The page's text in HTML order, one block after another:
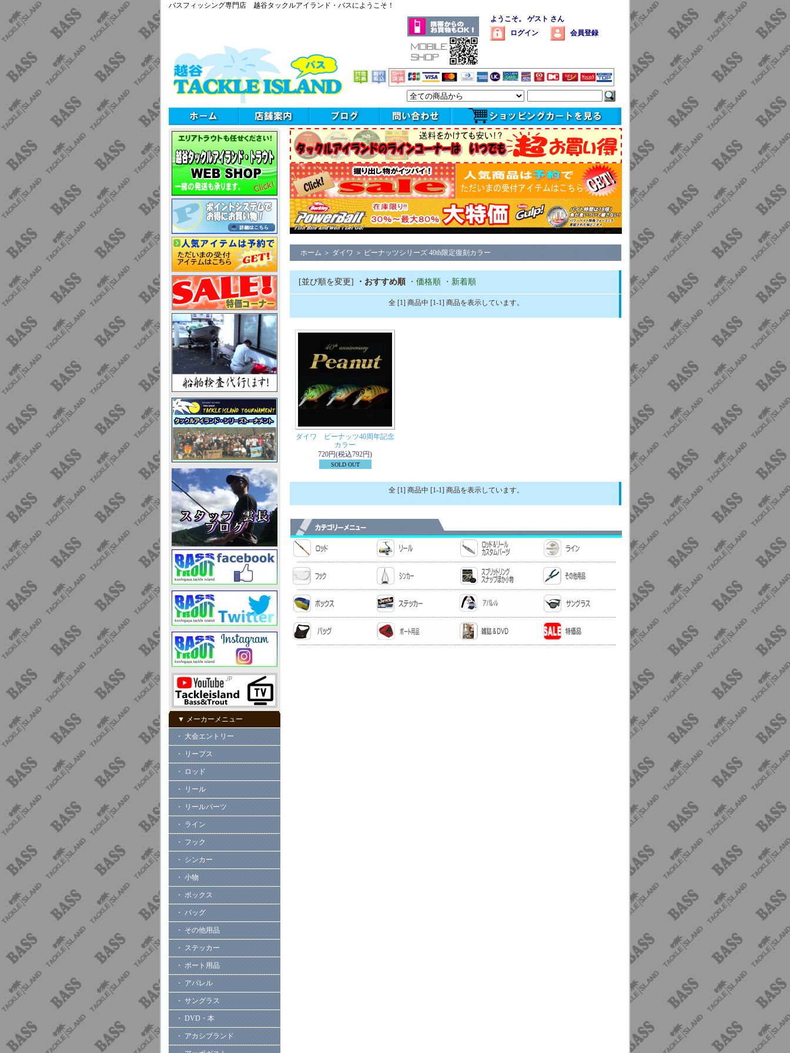
バスフィッシング専門店 越谷タックルアイランド・バスにようこそ！
ようこそ。 ゲスト さん
ログイン
会員登録
▼ メーカーメニュー
・ 大会エントリー
・ リープス
・ ロッド
・ リール
・ リールパーツ
・ ライン
・ フック
・ シンカー
・ 小物
・ ボックス
・ バッグ
・ その他用品
・ ステッカー
・ ボート用品
・ アパレル
・ サングラス
・ DVD・本
・ アカシブランド
ホーム ＞ ダイワ ＞ ピーナッツシリーズ 40th限定復刻カラー
[並び順を変更] ・おすすめ順 ・価格順 ・新着順
全 [1] 商品中 [1-1] 商品を表示しています。
ダイワ ピーナッツ40周年記念
カラー
720円(税込792円)
SOLD OUT
全 [1] 商品中 [1-1] 商品を表示しています。